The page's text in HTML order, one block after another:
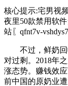
核心提示:宅男视
夜里50款禁用软
站〖qfnt7v-
不过，鲜奶回
对过剩。2018年
涨态势。赚钱效
前中国的原奶业